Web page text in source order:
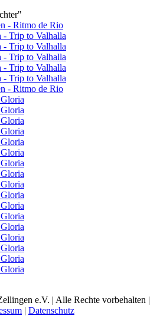
e.V. | Alle Rechte vorbehalten |
| Datenschutz